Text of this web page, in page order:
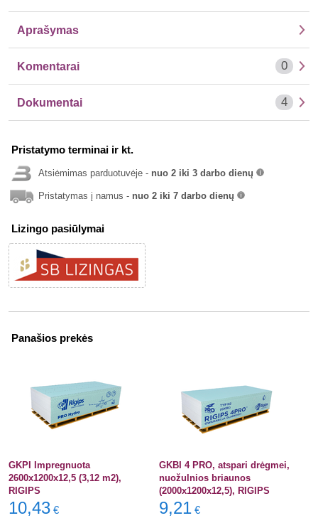
Aprašymas
Komentarai 0
Dokumentai 4
Pristatymo terminai ir kt.
Atsiėmimas parduotuvėje - nuo 2 iki 3 darbo dienų
Pristatymas į namus - nuo 2 iki 7 darbo dienų
Lizingo pasiūlymai
Panašios prekės
GKPI Impregnuota
2600x1200x12,5 (3,12 m2),
RIGIPS
10,43 €
GKBI 4 PRO, atspari drėgmei,
nuožulnios briaunos
(2000x1200x12,5), RIGIPS
9,21 €